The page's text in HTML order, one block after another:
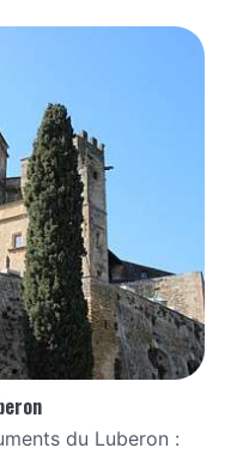
du Luberon :